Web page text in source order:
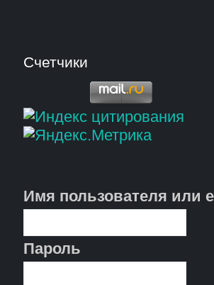
Счетчики
Имя пользователя или
Пароль